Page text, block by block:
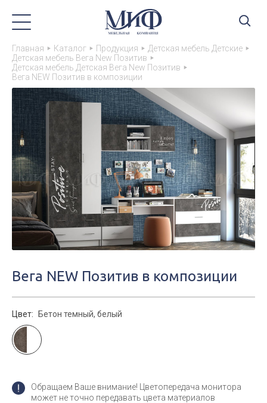
Главная Каталог Продукция
Детская мебель Детские
Детская мебель Вега New Позитив
Детская мебель Детская Вега New Позитив
Вега NEW Позитив в композиции
Вега NEW Позитив в композиции
Цвет: Бетон темный, белый
Обращаем Ваше внимание! Цветопередача монитора
может не точно передавать цвета материалов